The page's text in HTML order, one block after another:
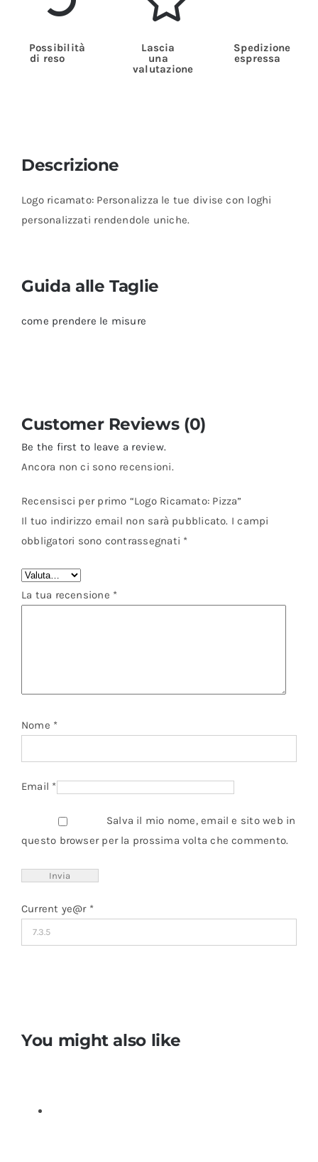
Possibilità
di reso
Lascia
una
valutazione
Spedizione
espressa
Descrizione
Logo ricamato: Personalizza le tue divise con loghi
personalizzati rendendole uniche.
Guida alle Taglie
come prendere le misure
Customer Reviews (0)
Be the first to leave a review.
Ancora non ci sono recensioni.
Recensisci per primo “Logo Ricamato: Pizza”
Il tuo indirizzo email non sarà pubblicato. I campi
obbligatori sono contrassegnati *
La tua recensione *
Nome *
Email *
Salva il mio nome, email e sito web in
questo browser per la prossima volta che commento.
Current ye@r *
You might also like